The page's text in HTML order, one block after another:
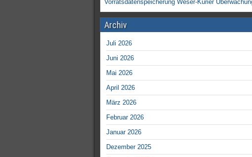
Vorratsdatenspeicherung Weser-Kurier
Archiv
Juli 2026
Juni 2026
Mai 2026
April 2026
März 2026
Februar 2026
Januar 2026
Dezember 2025